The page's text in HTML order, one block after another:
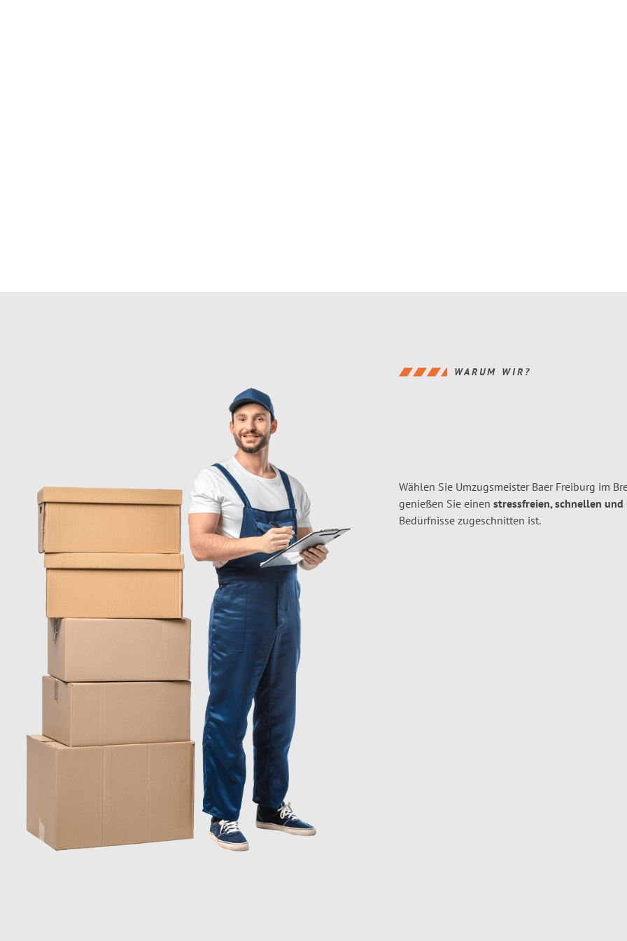
WARUM WIR?
Wählen Sie Umzugsmeister Baer Freiburg im
genießen Sie einen stressfreien, schnellen
Bedürfnisse zugeschnitten ist.